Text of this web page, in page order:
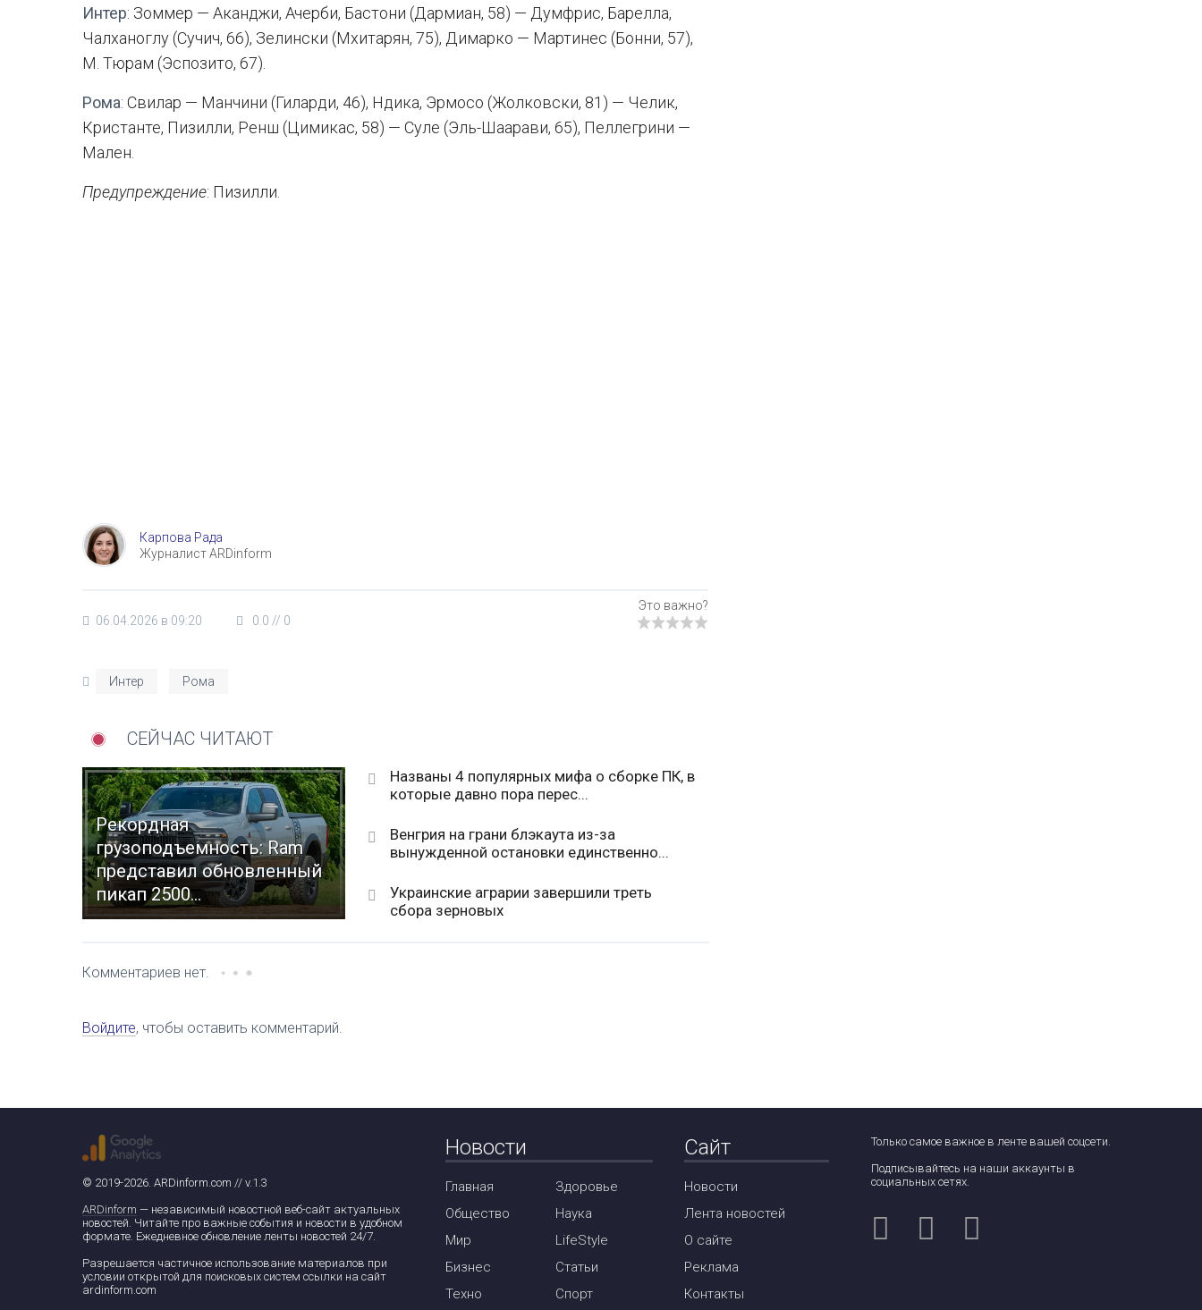
Интер: Зоммер — Аканджи, Ачерби, Бастони (Дармиан, 58) — Думфрис, Барелла,
Чалханоглу (Сучич, 66), Зелински (Мхитарян, 75), Димарко — Мартинес (Бонни, 57),
М. Тюрам (Эспозито, 67).
Рома: Свилар — Манчини (Гиларди, 46), Ндика, Эрмосо (Жолковски, 81) — Челик,
Кристанте, Пизилли, Ренш (Цимикас, 58) — Суле (Эль-Шаарави, 65), Пеллегрини —
Мален.
Предупреждение: Пизилли.
Карпова Рада
Журналист ARDinform
06.04.2026 в 09:20 0.0 // 0
Интер Рома
СЕЙЧАС ЧИТАЮТ
Рекордная
грузоподъемность: Ram
представил обновленный
пикап 2500...
Названы 4 популярных мифа о сборке ПК, в
которые давно пора перес...
Венгрия на грани блэкаута из-за
вынужденной остановки единственно...
Украинские аграрии завершили треть
сбора зерновых
Комментариев нет.
Войдите, чтобы оставить комментарий.
© 2019-2026. ARDinform.com // v.1.3
ARDinform — независимый новостной веб-сайт актуальных
новостей. Читайте про важные события и новости в удобном
формате. Ежедневное обновление ленты новостей 24/7.
Разрешается частичное использование материалов при
условии открытой для поисковых систем ссылки на сайт
ardinform.com
Новости
Главная
Общество
Мир
Бизнес
Техно
Здоровье
Наука
LifeStyle
Статьи
Спорт
Сайт
Новости
Лента новостей
О сайте
Реклама
Контакты
Только самое важное в ленте вашей соцсети.
Подписывайтесь на наши аккаунты в
социальных сетях.